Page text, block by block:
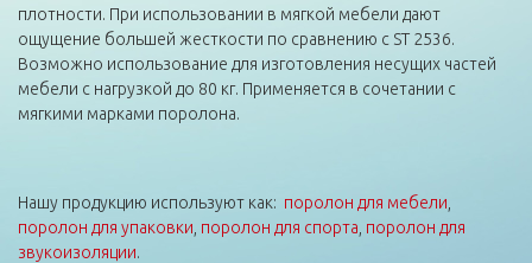
плотности. При использовании в мягкой мебели дают
ощущение большей жесткости по сравнению с ST 2536.
Возможно использование для изготовления несущих частей
мебели с нагрузкой до 80 кг. Применяется в сочетании с
мягкими марками поролона.
Нашу продукцию используют как: поролон для мебели
поролон для упаковки поролон для спорта поролон для
звукоизоляции.